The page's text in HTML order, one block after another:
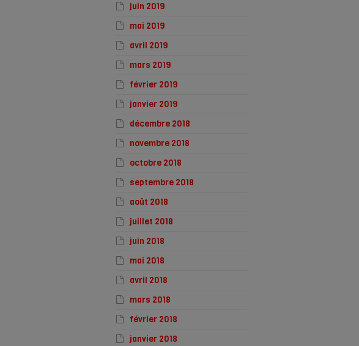
juin 2019
mai 2019
avril 2019
mars 2019
février 2019
janvier 2019
décembre 2018
novembre 2018
octobre 2018
septembre 2018
août 2018
juillet 2018
juin 2018
mai 2018
avril 2018
mars 2018
février 2018
janvier 2018